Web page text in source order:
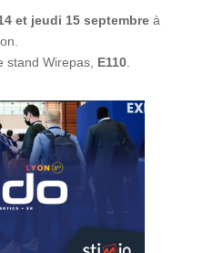
et jeudi 15 septembreà
stand Wirepas, E110.